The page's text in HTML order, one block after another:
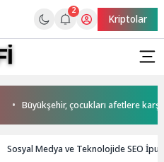
2
Kriptolar
Büyükşehir, çocukları afetlere karşı
Sosyal Medya ve Teknolojide SEO